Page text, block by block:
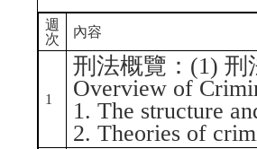
週
次
內容
1
刑法概覽：(1)
Overview of
1. The structure
2. Theories of